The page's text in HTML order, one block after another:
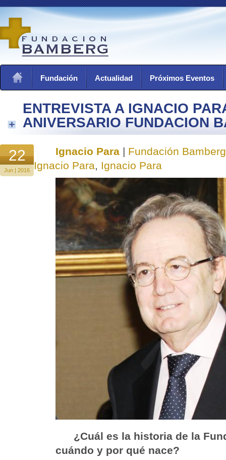
Fundación Actualidad Próximos Eventos
ENTREVISTA A IGNACIO
ANIVERSARIO FUNDACION
22
Jun | 2016
Ignacio Para | Fundación Bamberg
Ignacio Para
Ignacio Para
¿Cuál es la historia de la
cuándo y por qué nace?